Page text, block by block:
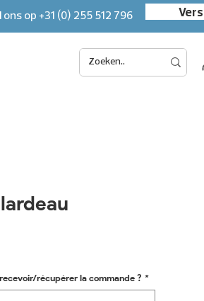
ons op +31 (0) 255 512 796
récupérer la commande ? *